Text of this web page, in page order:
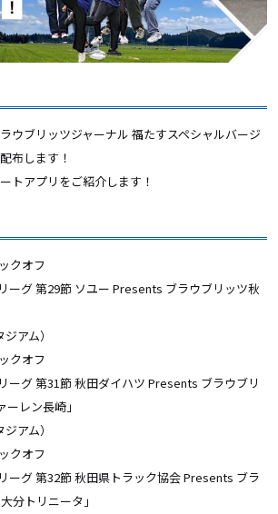
ウブリッツジャーナル 福たすスペシャルバージ
布します！
トアプリをご紹介します！
クオフ
ーグ第29節 ソユー Presents ブラウブリッツ秋
アム）
クオフ
ーグ第31節 秋田ダイハツ Presents ブラウブリ
ーレン長崎 」
アム）
クオフ
ーグ第32節 秋田県トラック協会 Presents ブラ
分トリニータ 」